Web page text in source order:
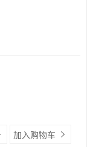
加入购物车